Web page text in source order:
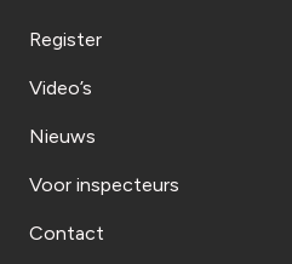
Register
Video’s
Nieuws
Voor inspecteurs
Contact